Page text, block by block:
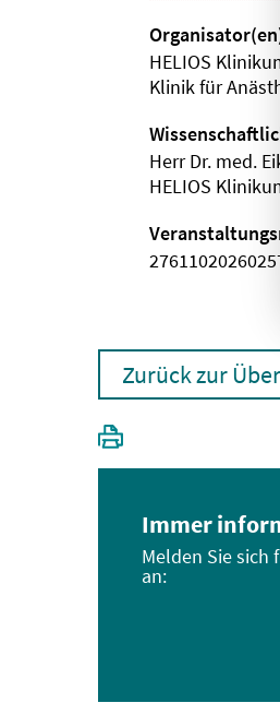
HELIOS
Klinik für
Herr Dr. med.
HELIOS
Zurück zur
Immer
Melden Sie sich
an: